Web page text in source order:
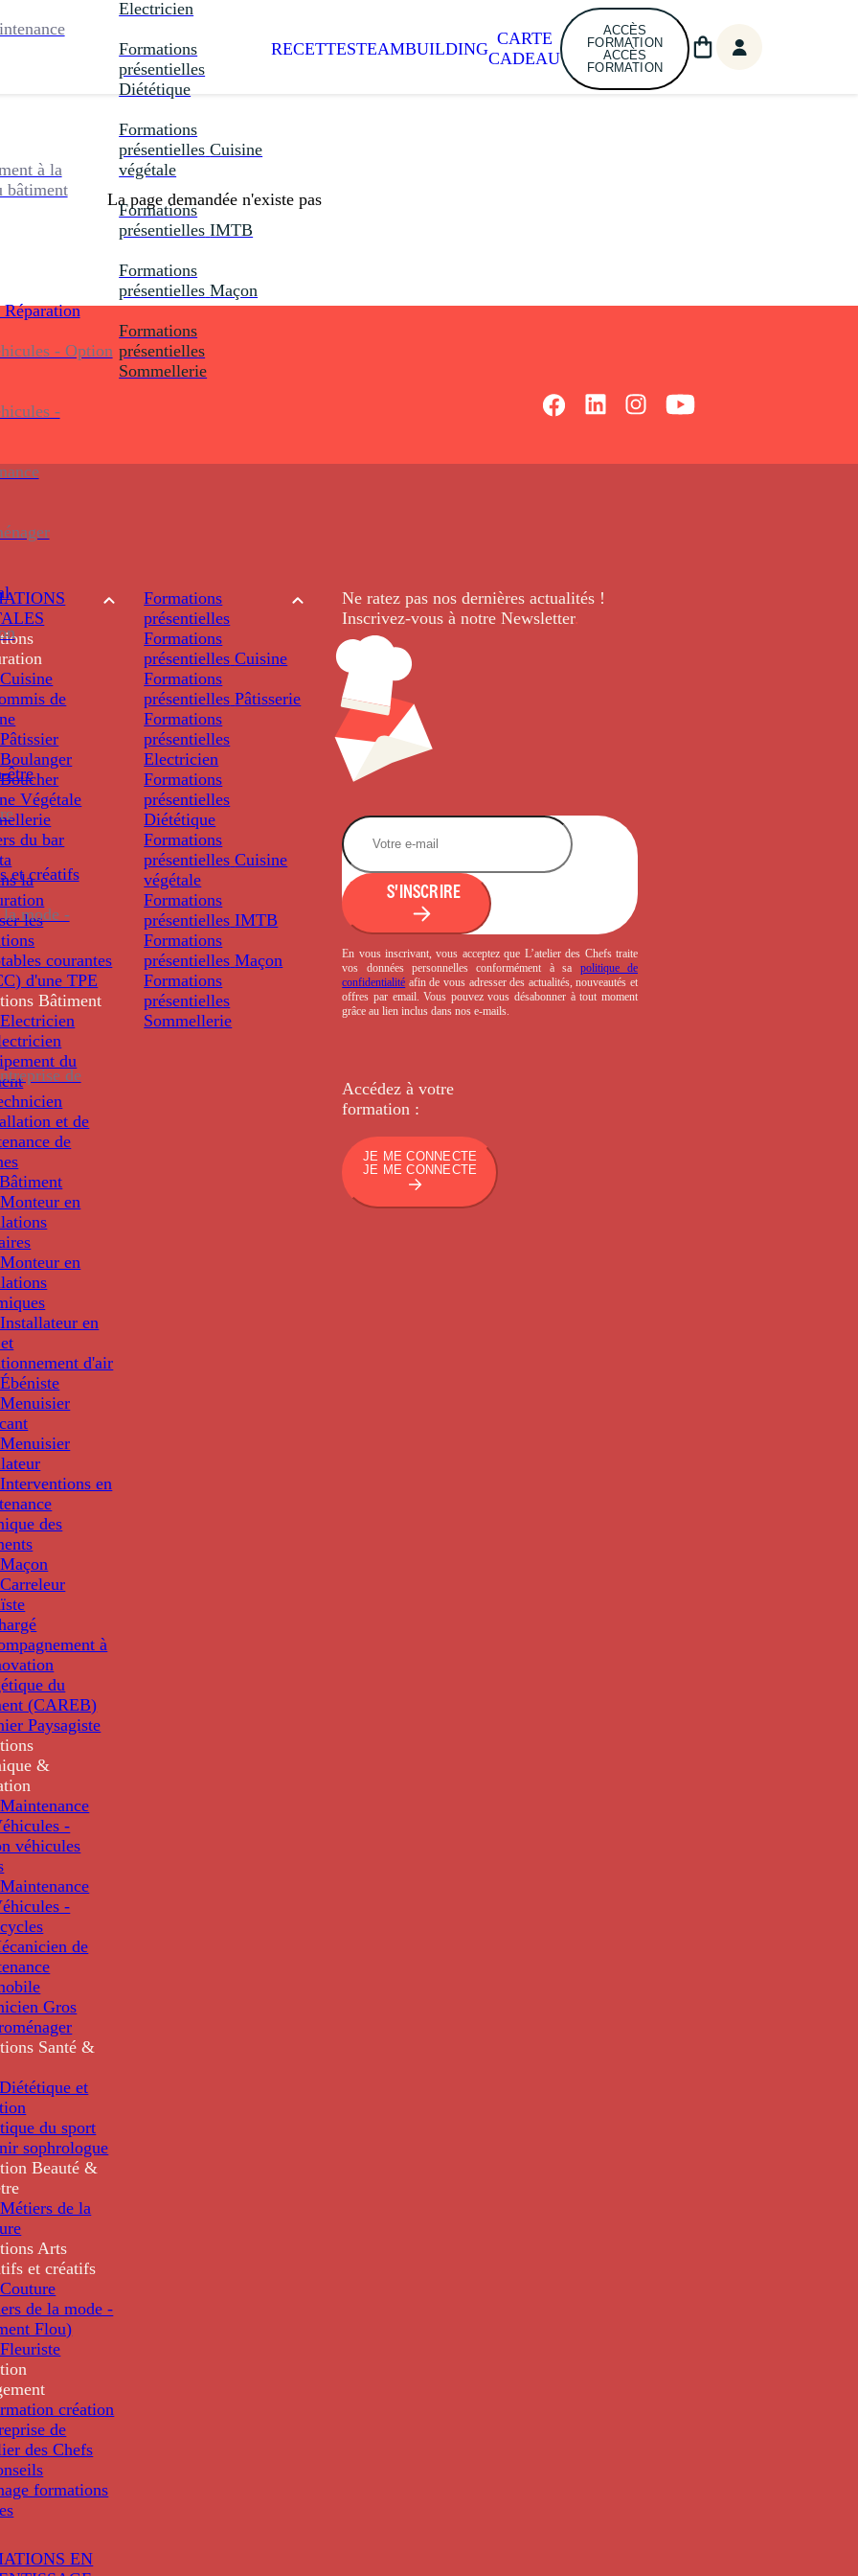
à la
bâtiment
- Option
-
être
et créatifs
mode -
de
Electricien
Formations
présentielles
Diététique
Formations
présentielles Cuisine
végétale
Formations
présentielles IMTB
Formations
présentielles Maçon
Formations
présentielles
Sommellerie
RECETTESTEAMBUILDING
CARTE
CADEAU
ACCÈS
FORMATION
ACCÈS
FORMATION
La page demandée n'existe pas
de
Végétale
du bar
la
les
courantes
d'une TPE
Bâtiment
du
et de
de
en
en
en
d'air
en
des
à
du
(CAREB)
Paysagiste
&
-
véhicules
-
de
Gros
Santé &
et
du sport
sophrologue
Beauté &
de la
Arts
et créatifs
de la mode -
Flou)
création
de
des Chefs
formations
EN
Formations
présentielles
Formations
présentielles Cuisine
Formations
présentielles Pâtisserie
Formations
présentielles
Electricien
Formations
présentielles
Diététique
Formations
présentielles Cuisine
végétale
Formations
présentielles IMTB
Formations
présentielles Maçon
Formations
présentielles
Sommellerie
Ne ratez pas nos dernièresactualités !
Inscrivez-vous à notre Newsletter.
S'INSCRIRE
En vous inscrivant, vous acceptez que L’atelier des Chefs traite
vos données personnelles conformément à sa politique de
confidentialité afin de vous adresser des actualités, nouveautés et
offres par email. Vous pouvez vous désabonner à tout moment
grâce au lien inclus dans nos e-mails.
Accédez à votre
formation :
JE ME CONNECTE
JE ME CONNECTE